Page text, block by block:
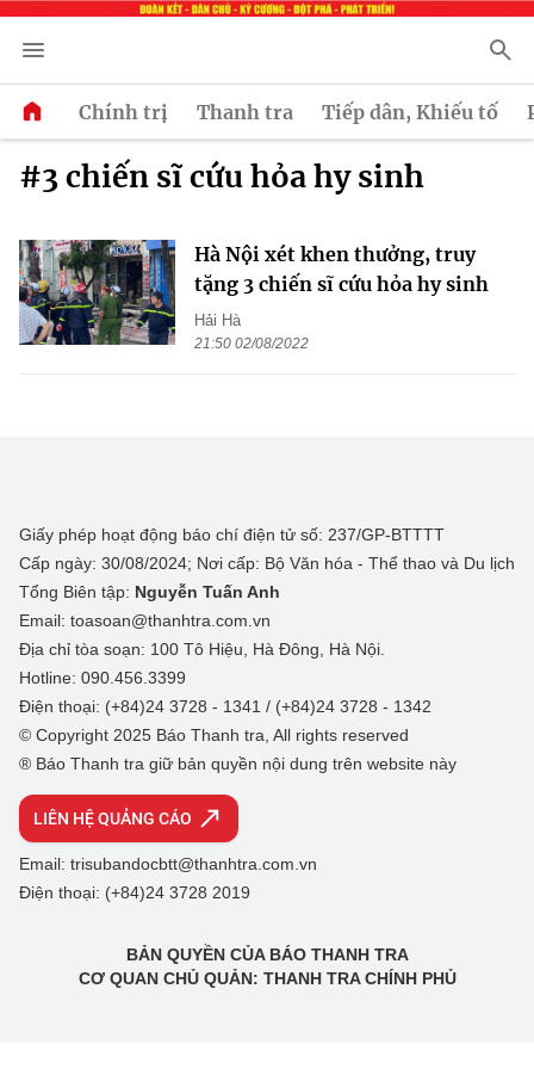
Chính trị Thanh tra Tiếp dân, Khiếu tố
#3 chiến sĩ cứu hỏa hy sinh
Hà Nội xét khen thưởng, truy
tặng 3 chiến sĩ cứu hỏa hy sinh
Hải Hà
21:50 02/08/2022
Giấy phép hoạt động báo chí điện tử số: 237/GP-BTTTT
Cấp ngày: 30/08/2024; Nơi cấp: Bộ Văn hóa - Thể thao và Du lịch
Tổng Biên tập: Nguyễn Tuấn Anh
Email: toasoan@thanhtra.com.vn
Địa chỉ tòa soạn: 100 Tô Hiệu, Hà Đông, Hà Nội.
Hotline: 090.456.3399
Điện thoại: (+84)24 3728 - 1341 / (+84)24 3728 - 1342
© Copyright 2025 Báo Thanh tra, All rights reserved
® Báo Thanh tra giữ bản quyền nội dung trên website này
LIÊN HỆ QUẢNG CÁO
Email: trisubandocbtt@thanhtra.com.vn
Điện thoại: (+84)24 3728 2019
BẢN QUYỀN CỦA BÁO THANH TRA
CƠ QUAN CHỦ QUẢN: THANH TRA CHÍNH PHỦ